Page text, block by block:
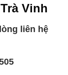
Vinh
liên hệ